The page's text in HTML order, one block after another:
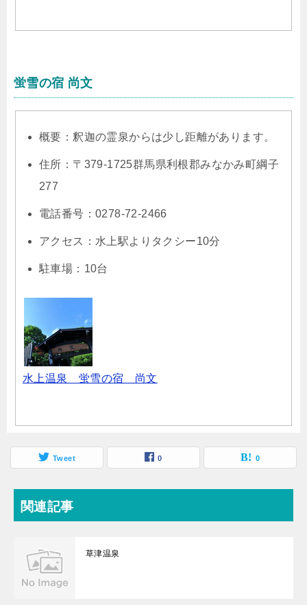
蛍雪の宿 尚文
概要：釈迦の霊泉からは少し距離があります。
住所：〒379-1725群馬県利根郡みなかみ町綱子
277
電話番号：0278-72-2466
アクセス：水上駅よりタクシー10分
駐車場：10台
水上温泉 蛍雪の宿 尚文
Tweet 0 0
関連記事
草津温泉